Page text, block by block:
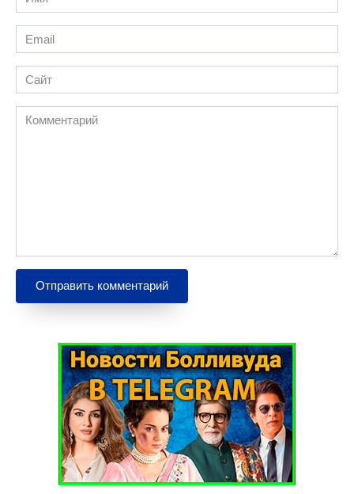
*
Email
*
Сайт
Комментарий